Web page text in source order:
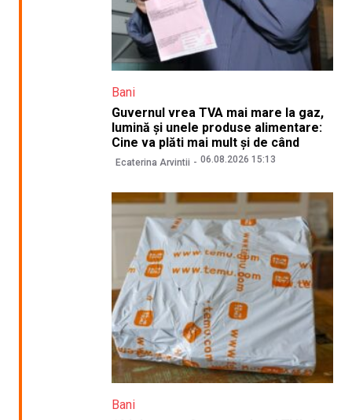
Bani
Guvernul vrea TVA mai mare la gaz,
lumină și unele produse alimentare:
Cine va plăti mai mult și de când
Ecaterina Arvintii 06.08.2026 15:13
Bani